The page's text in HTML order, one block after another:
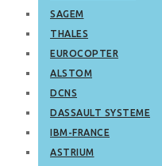
SAGEM
THALES
EUROCOPTER
ALSTOM
DCNS
DASSAULT SYSTEME
IBM-FRANCE
ASTRIUM